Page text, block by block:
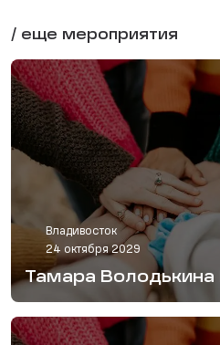
/ еще мероприятия
Владивосток
24 октября 2029
Тамара Володькина